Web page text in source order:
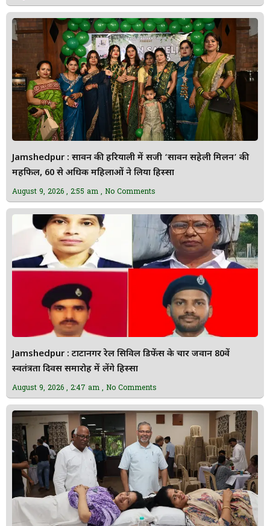
Jamshedpur : सावन की हरियाली में सजी ‘सावन सहेली मिलन’ की
महफिल, 60 से अधिक महिलाओं ने लिया हिस्सा
August 9, 2026 2:55 am No Comments
Jamshedpur : टाटानगर रेल सिविल डिफेंस के चार जवान 80वें
स्वतंत्रता दिवस समारोह में लेंगे हिस्सा
August 9, 2026 2:47 am No Comments